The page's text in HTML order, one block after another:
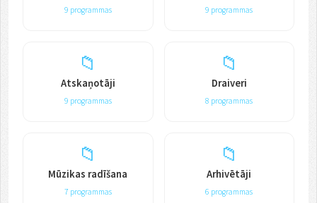
9 programmas 9 programmas
📁
Atskaņotāji
9 programmas
📁
Draiveri
8 programmas
📁
Mūzikas radīšana
7 programmas
📁
Arhivētāji
6 programmas